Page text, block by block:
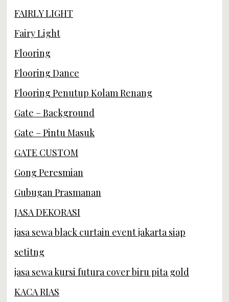
FAIRLY LIGHT
Fairy Light
Flooring
Flooring Dance
Flooring Penutup Kolam Renang
Gate – Background
Gate – Pintu Masuk
GATE CUSTOM
Gong Peresmian
Gubugan Prasmanan
JASA DEKORASI
jasa sewa black curtain event jakarta siap
setitng
jasa sewa kursi futura cover biru pita gold
KACA RIAS